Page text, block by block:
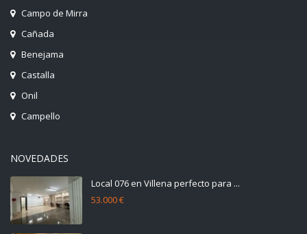
Campo de Mirra
Cañada
Benejama
Castalla
Onil
Campello
NOVEDADES
Local 076 en Villena perfecto para ...
53.000 €